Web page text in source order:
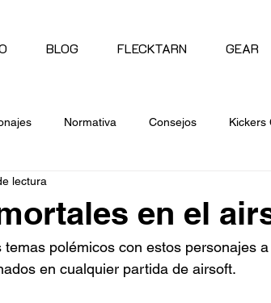
BLOG FLECKTARN GEAR
Normativa Consejos Kickers
en el
lectura
temas polémicos con estos personajes
en cualquier partida de airsoft.